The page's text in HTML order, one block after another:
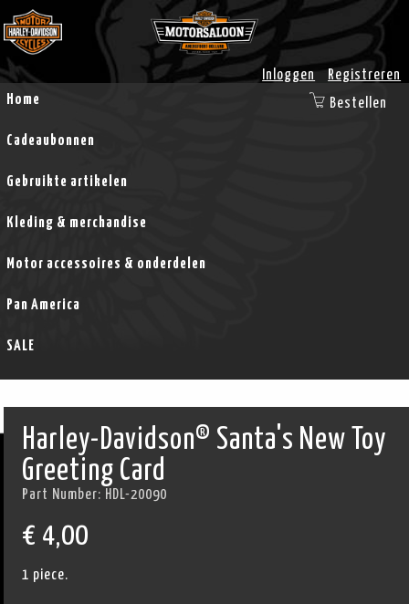
Inloggen
Registreren
Home
Cadeaubonnen
Gebruikte artikelen
Kleding & merchandise
Motor accessoires & onderdelen
Pan America
SALE
Bestellen
Harley-Davidson® Santa's New Toy
Greeting Card
Part Number: HDL-20090
€ 4,00
1 piece.